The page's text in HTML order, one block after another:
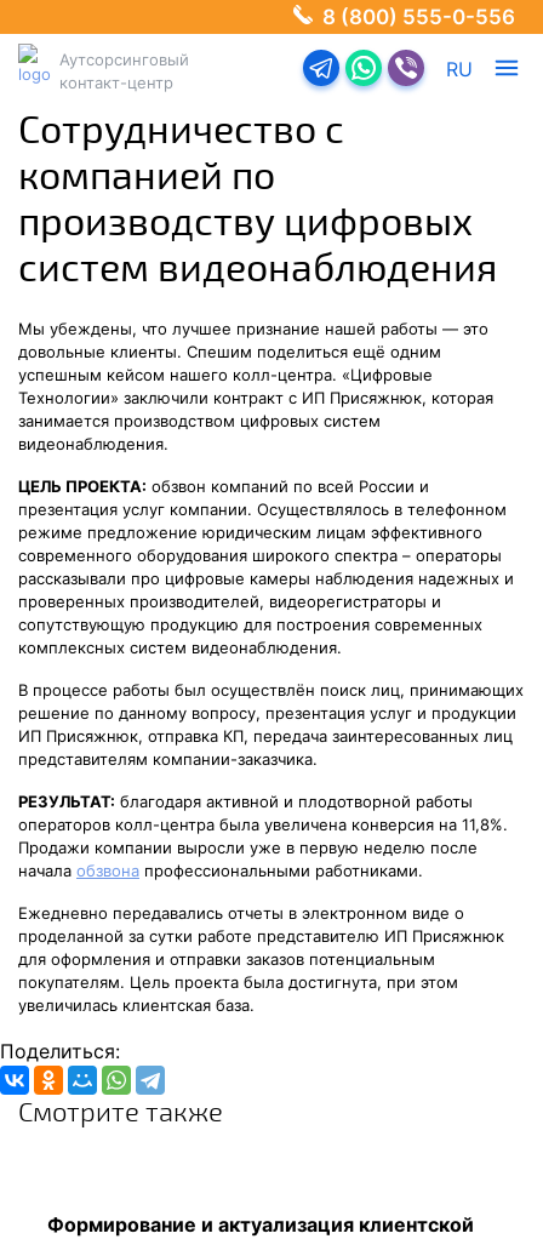
8 (800) 555-0-556
Аутсорсинговый
контакт-центр
Перейти в телеграм-
Перейти в Ватсап
Перейти в
RU
Сотрудничество с
компанией по
производству цифровых
систем видеонаблюдения
Мы убеждены, что лучшее признание нашей работы — это
довольные клиенты. Спешим поделиться ещё одним
успешным кейсом нашего колл-центра. «Цифровые
Технологии» заключили контракт с ИП Присяжнюк, которая
занимается производством цифровых систем
видеонаблюдения.
ЦЕЛЬ ПРОЕКТА: обзвон компаний по всей России и
презентация услуг компании. Осуществлялось в телефонном
режиме предложение юридическим лицам эффективного
современного оборудования широкого спектра – операторы
рассказывали про цифровые камеры наблюдения надежных и
проверенных производителей, видеорегистраторы и
сопутствующую продукцию для построения современных
комплексных систем видеонаблюдения.
В процессе работы был осуществлён поиск лиц, принимающих
решение по данному вопросу, презентация услуг и продукции
ИП Присяжнюк, отправка КП, передача заинтересованных лиц
представителям компании-заказчика.
РЕЗУЛЬТАТ: благодаря активной и плодотворной работы
операторов колл-центра была увеличена конверсия на 11,8%.
Продажи компании выросли уже в первую неделю после
начала обзвона профессиональными работниками.
Ежедневно передавались отчеты в электронном виде о
проделанной за сутки работе представителю ИП Присяжнюк
для оформления и отправки заказов потенциальным
покупателям. Цель проекта была достигнута, при этом
увеличилась клиентская база.
Поделиться:
Смотрите также
Формирование и актуализация клиентской